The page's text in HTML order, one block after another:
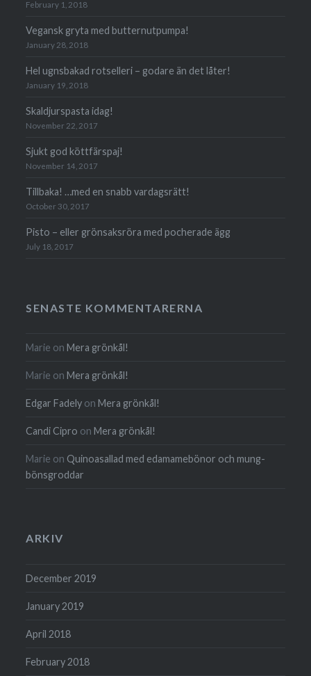
February 1, 2018
Vegansk gryta med butternutpumpa!
January 28, 2018
Hel ugnsbakad rotselleri – godare än det låter!
January 19, 2018
Skaldjurspasta idag!
November 22, 2017
Sjukt god köttfärspaj!
November 14, 2017
Tillbaka! …med en snabb vardagsrätt!
October 30, 2017
Pisto – eller grön­saks­röra med poche­rade ägg
July 18, 2017
SENASTE KOMMENTARERNA
Marie onMera grönkål!
Marie onMera grönkål!
Edgar Fadely onMera grönkål!
Candi Cipro onMera grönkål!
Marie on Quinoa­sallad med edamame­bönor och mung­
böns­groddar
ARKIV
December 2019
January 2019
April 2018
February 2018